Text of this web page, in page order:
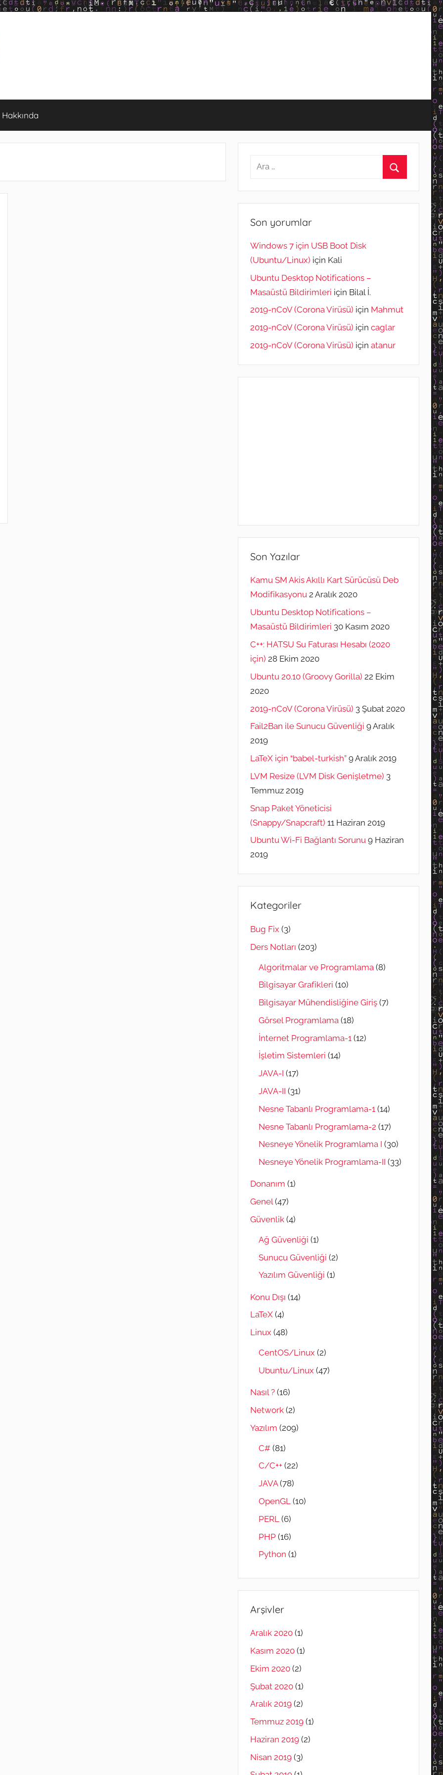
Hakkında
Arama:
Son yorumlar
Windows 7 için USB Boot Disk
(Ubuntu/Linux) için Kali
Ubuntu Desktop Notifications –
Masaüstü Bildirimleri için Bilal İ.
2019-nCoV (Corona Virüsü) için Mahmut
2019-nCoV (Corona Virüsü) için caglar
2019-nCoV (Corona Virüsü) için atanur
Son Yazılar
Kamu SM Akis Akıllı Kart Sürücüsü Deb
Modifikasyonu 2 Aralık 2020
Ubuntu Desktop Notifications –
Masaüstü Bildirimleri 30 Kasım 2020
C++: HATSU Su Faturası Hesabı (2020
için) 28 Ekim 2020
Ubuntu 20.10 (Groovy Gorilla) 22 Ekim
2020
2019-nCoV (Corona Virüsü) 3 Şubat 2020
Fail2Ban ile Sunucu Güvenliği 9 Aralık
2019
LaTeX için “babel-turkish” 9 Aralık 2019
LVM Resize (LVM Disk Genişletme) 3
Temmuz 2019
Snap Paket Yöneticisi
(Snappy/Snapcraft) 11 Haziran 2019
Ubuntu Wi-Fi Bağlantı Sorunu 9 Haziran
2019
Kategoriler
Bug Fix (3)
Ders Notları (203)
Algoritmalar ve Programlama (8)
Bilgisayar Grafikleri (10)
Bilgisayar Mühendisliğine Giriş(7)
Görsel Programlama (18)
İnternet Programlama-1 (12)
İşletim Sistemleri (14)
JAVA-I (17)
JAVA-II (31)
Nesne Tabanlı Programlama-1 (14)
Nesne Tabanlı Programlama-2 (17)
Nesneye Yönelik Programlama I (30)
Nesneye Yönelik Programlama-II (33)
Donanım (1)
Genel(47)
Güvenlik(4)
Ağ Güvenliği (1)
Sunucu Güvenliği (2)
Yazılım Güvenliği (1)
Konu Dışı (14)
LaTeX(4)
Linux (48)
CentOS/Linux (2)
Ubuntu/Linux (47)
Nasıl ?(16)
Network(2)
Yazılım (209)
C# (81)
C/C++(22)
JAVA(78)
OpenGL (10)
PERL (6)
PHP (16)
Python (1)
Arşivler
Aralık 2020(1)
Kasım 2020(1)
Ekim 2020(2)
Şubat 2020(1)
Aralık 2019(2)
Temmuz 2019(1)
Haziran 2019(2)
Nisan 2019(3)